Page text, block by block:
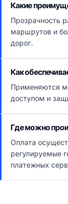
Какие
Прозрачность
маршрутов и
дорог.
Как
Применяются
доступом и
Где можно
Оплата
регулируемые
платежных